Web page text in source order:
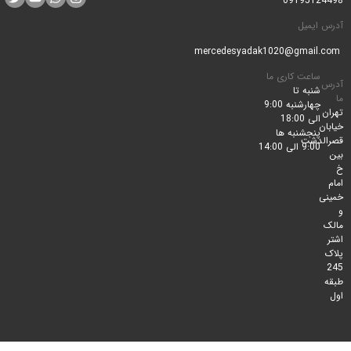
ساعت کاری ما
شنبه تا
چهارشنبه 9:00
الی 18:00
پنجشنبه ها
9:00 الی 14:00